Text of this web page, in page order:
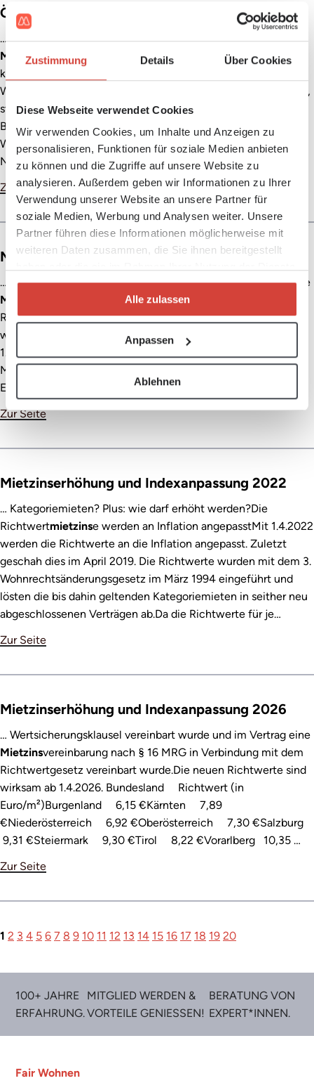
Zustimmung Details Über Cookies
Diese Webseite verwendet Cookies
Wir verwenden Cookies, um Inhalte und Anzeigen zu
personalisieren, Funktionen für soziale Medien anbieten
zu können und die Zugriffe auf unsere Website zu
analysieren. Außerdem geben wir Informationen zu Ihrer
Verwendung unserer Website an unsere Partner für
soziale Medien, Werbung und Analysen weiter. Unsere
Partner führen diese Informationen möglicherweise mit
weiteren Daten zusammen, die Sie ihnen bereitgestellt
gesammelt haben.
Alle zulassen
Anpassen
Ablehnen
Österreich braucht klare Mietzinsgrenzen
…en Punkt, warum Österreich ein Mietrecht braucht, das klare
Mietzinsgrenzen setzt.Seit ca. 15 Jahren findet ein
kontinuierliches Auseinanderdriften von Einkommen und
Wohnkosten statt. Während ersteres stagniert bzw sogar sinkt,
steigen die Mieten überproportional zur Inflationsrate. Die
Ballungszentren erleben einen Wachstumsboom, die
Wohnungsnachfrage steigt im gleichen Ausmaß an. Mit dem
Neubau…
Zur Seite
Mietzinserhöhung und Indexanpassung 2023
… Wertsicherungsklausel vereinbart wurde und im Vertrag eine
Mietzins
vereinbarung nach § 16 MRG in Verbindung mit dem
Richtwertgesetz vereinbart wurde.Die neuen Richtwerte sind
wirksam ab 1.4.2023, sofern ein neuer Vertragsabschluss ab
1.4.2023 erfolgt.Die neuen Richtwerte:(in Klammer die bis 31.
März 2023 wirksamen Richtwerte)Burgenland6,09 (5,61)
Euro pro Quadratmeter Wohnnutzfläche und MonatKärn…
Zur Seite
Mietzinserhöhung und Indexanpassung 2022
… Kategoriemieten? Plus: wie darf erhöht werden?Die
Richtwertmietzinse werden an Inflation angepasstMit 1.4.2022
werden die Richtwerte an die Inflation angepasst. Zuletzt
geschah dies im April 2019. Die Richtwerte wurden mit dem 3.
Wohnrechtsänderungsgesetz im März 1994 eingeführt und
lösten die bis dahin geltenden Kategoriemieten in seither neu
abgeschlossenen Verträgen ab.Da die Richtwerte für je…
Zur Seite
Mietzinserhöhung und Indexanpassung 2026
… Wertsicherungsklausel vereinbart wurde und im Vertrag eine
Mietzinsvereinbarung nach § 16 MRG in Verbindung mit dem
Richtwertgesetz vereinbart wurde.Die neuen Richtwerte sind
wirksam ab 1.4.2026. Bundesland Richtwert (in
Euro/m²)Burgenland 6,15 €Kärnten 7,89
€Niederösterreich 6,92 €Oberösterreich 7,30 €Salzburg
9,31 €Steiermark 9,30 €Tirol 8,22 €Vorarlberg 10,35 …
Zur Seite
1 2 3 4 5 6 7 8 9 10 11 12 13 14 15 16 17 18 19 20
100+ JAHRE
ERFAHRUNG.
MITGLIED WERDEN &
VORTEILE GENIESSEN!
BERATUNG VON
EXPERT*INNEN.
Fair Wohnen